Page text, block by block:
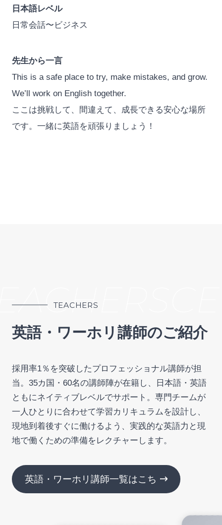
日本語レベル
日常会話〜ビジネス
先生から一言
This is a safe place to try, make mistakes, and grow.
We’ll work on English together.
ここは挑戦して、間違えて、成長できる安心な場所
です。一緒に英語を頑張りましょう！
TEACHERS
英語・ワーホリ講師のご紹介
採用率1％を突破したプロフェッショナル講師が担
当。35カ国・60名の講師陣が在籍し、日本語・英語
ともにネイティブレベルでサポート。専門チームが
一人ひとりに合わせて学習カリキュラムを設計し、
現地到着後すぐに働けるよう、実践的な英語力と現
地で働くための準備をレクチャーします。
英語・ワーホリ講師一覧はこちら